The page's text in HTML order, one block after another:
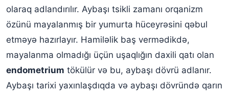
Aybaşı (Menstruasiya) Periodu Nədir?
Aybaşı (Menstruasiya) Neçə Gün Davam Edir?
Qadınlarda Aybaşı (Menstruasiya) Ağrısı Niyə Olur?
Aybaşının (Menstruasiyanın) Neçə Gün Gecikməsi
olaraq adlandırılır. Aybaşı tsikli zamanı orqanizm
özünü mayalanmış bir yumurta hüceyrəsini qəbul
etməyə hazırlayır. Hamiləlik baş vermədikdə,
mayalanma olmadığı üçün uşaqlığın daxili qatı olan
endometrium tökülür və bu, aybaşı dövrü adlanır.
Aybaşı tarixi yaxınlaşdıqda və aybaşı dövründə qarın